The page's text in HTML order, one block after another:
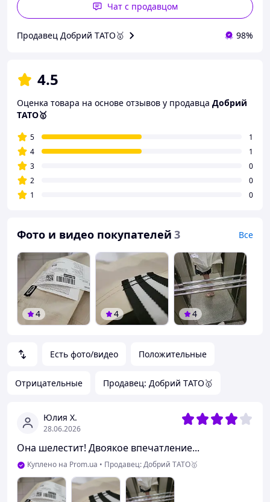
Есть фото/видео Положительные
Отрицательные Продавец: Добрий TАТО🥇
Юлия Х.
28.06.2026
Она шелестит! Двоякое впечатление...
Куплено на Prom.ua • Продавец: Добрий TАТО🥇
Чат с продавцом
Продавец Добрий TАТО🥇 98%
4.5
Оценка товара на основе отзывов у продавца Добрий
TАТО🥇
5
1
4
1
3
0
2
0
1
0
Фото и видео покупателей 3 Все
4 4 4